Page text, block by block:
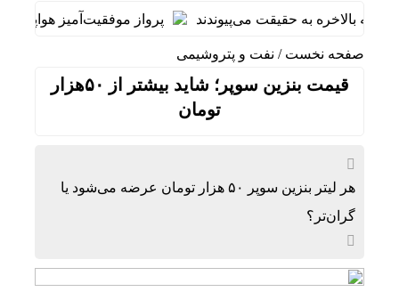
پرواز موفقیت‌آمیز هواپیمای
صفحه نخست / نفت و پتروشیمی
قیمت بنزین سوپر؛ شاید بیشتر از ۵۰هزار
تومان
هر لیتر بنزین سوپر ۵۰ هزار تومان عرضه می‌شود یا
گران‌تر؟